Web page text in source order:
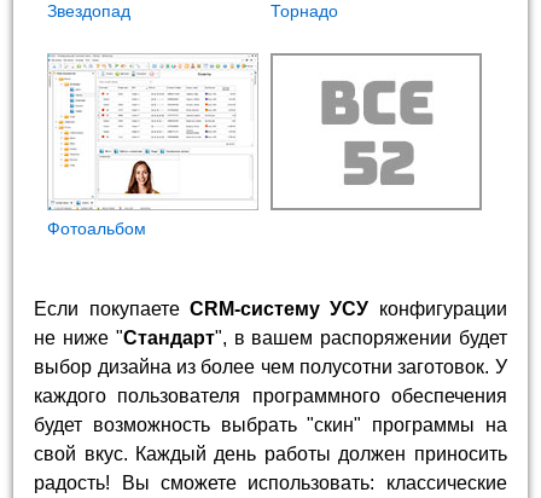
Звездопад Торнадо
Фотоальбом
Если покупаете CRM-систему УСУ конфигурации
не ниже "Стандарт", в вашем распоряжении будет
выбор дизайна из более чем полусотни заготовок. У
каждого пользователя программного обеспечения
будет возможность выбрать "скин" программы на
свой вкус. Каждый день работы должен приносить
радость! Вы сможете использовать: классические